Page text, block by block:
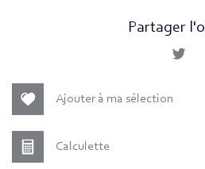
Partager
Ajouter à ma sélection
Calculette